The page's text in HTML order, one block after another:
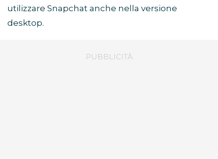
utilizzare Snapchat anche nella versione
desktop.